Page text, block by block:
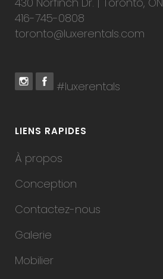
416-745-0808
toronto@luxerentals.com
#luxerentals
LIENS RAPIDES
À propos
Conception
Contactez-nous
Galerie
Mobilier